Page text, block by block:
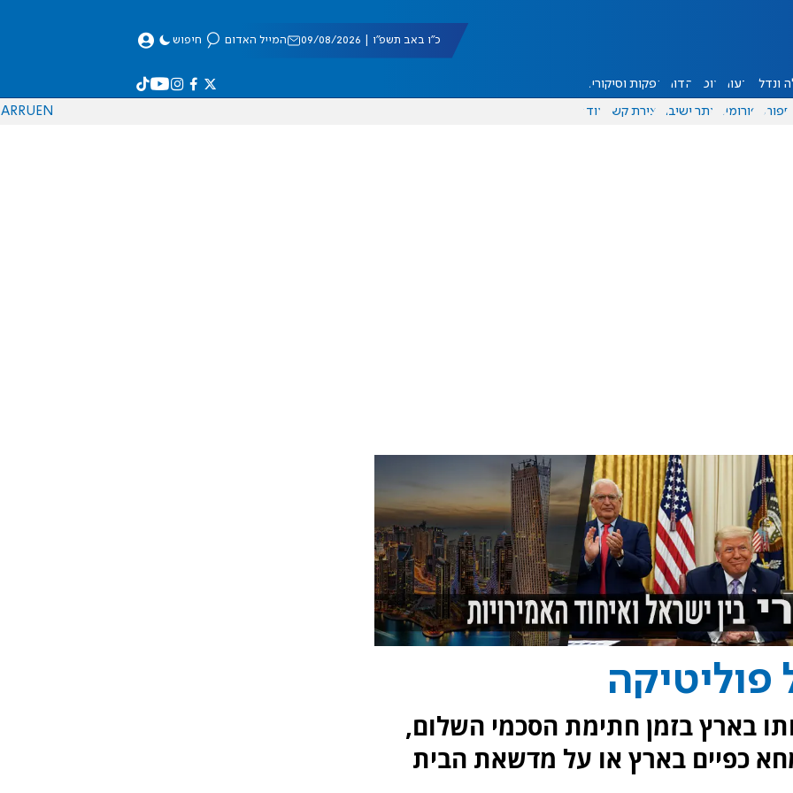
כ"ו באב תשפ"ו | 09/08/2026 המייל האדום חיפוש
ונדל"ן דעות אוכל יהדות הפקות וסיקורים
ספורט פורומים אתר ישיבה יצירת קשר עוד EN
RU
AR
פוליטיקה
בארץ בזמן חתימת הסכמי השלום,
כפיים בארץ או על מדשאת הבית